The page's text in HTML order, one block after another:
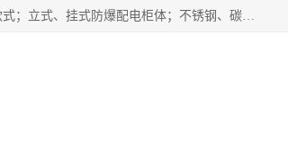
防爆正压分析小屋；不锈钢、碳钢材质防爆正压通风柜，分上下、左右、外挂三种款式；立式、挂式防爆配电柜体；不锈钢、碳钢防爆变频、磁力、星三角启动器；不锈钢、碳钢、铸铝防爆控制箱柜；可操作按键、多块式防爆仪表箱；多材质防爆接线箱；台式防爆电脑、防爆监视器。产品适配石油、化工、煤炭、电力、纺织、酿酒、航天、铁路、冶金、船舶、消防、市政等多行业工况使用。